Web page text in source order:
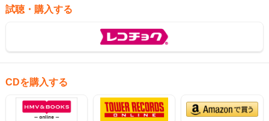
試聴・購入する
CDを購入する